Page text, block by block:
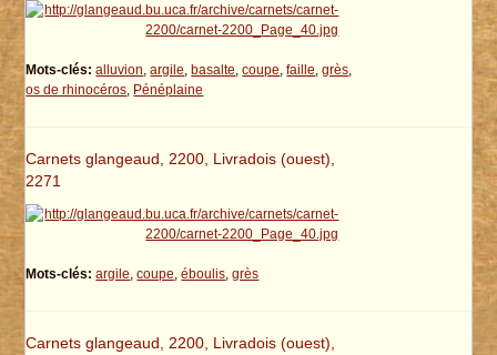
Mots-clés: alluvion,argile, basalte,coupe,faille,grès,
os de rhinocéros, Pénéplaine
Carnets glangeaud, 2200, Livradois (ouest),
2271
Mots-clés: argile,coupe,éboulis,grès
Carnets glangeaud, 2200, Livradois (ouest),